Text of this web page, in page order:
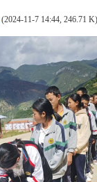
(2024-11-7 14:44, 246.71